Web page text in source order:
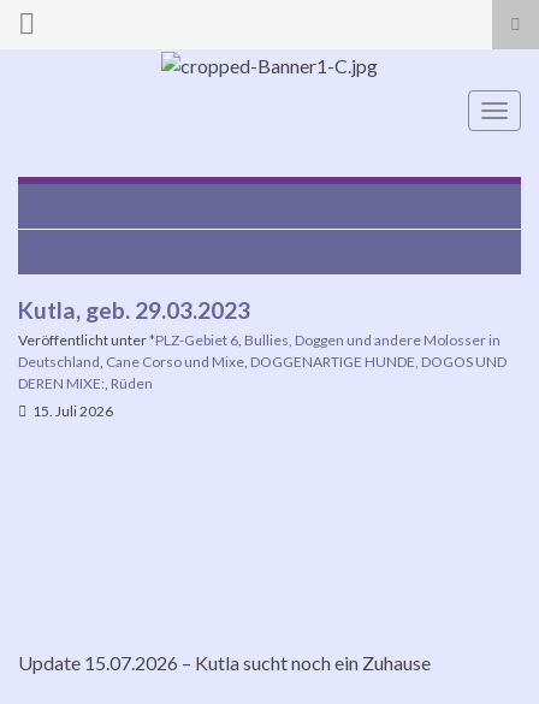
Search for:
Kutla, geb. 29.03.2023
Veröffentlicht unter*PLZ-Gebiet 6 Bullies, Doggen und andere Molosser in
Deutschland Cane Corso und Mixe DOGGENARTIGE HUNDE, DOGOS UND
DEREN MIXE: Rüden
15. Juli 2026
Update 15.07.2026 – Kutla sucht noch ein Zuhause